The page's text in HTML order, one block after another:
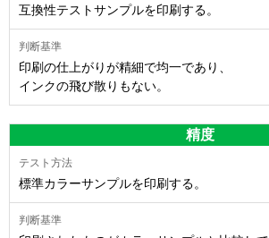
互換性テストサンプルを印刷する。
印刷の仕上がりが精細で均一であり、
インクの飛び散りもない。
精度
標準カラーサンプルを印刷する。